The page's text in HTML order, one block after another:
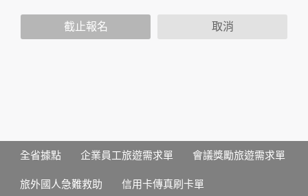
您個人在本網站上的聊天室或討論區中任意公開個人資料的行
於一般瀏覽時，伺服器會自行記錄相關行徑，包括您使用連線
設備的 IP 位址、使用時間、使用的瀏覽器、瀏覽及點選資料記
用，決不對外公布。
截止報名 取消
全省據點 企業員工旅遊需求單 會議獎勵旅遊需求單
旅外國人急難救助 信用卡傳真刷卡單